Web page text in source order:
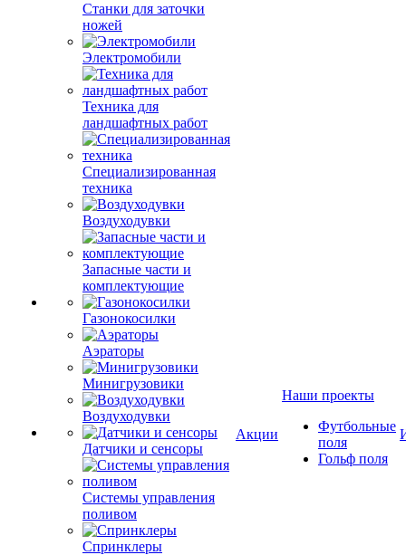
Станки для заточки
ножей
Электромобили
Техника для
ландшафтных работ
Специализированная
техника
Воздуходувки
Запасные части и
комплектующие
Газонокосилки
Аэраторы
Минигрузовики
Воздуходувки
Датчики и сенсоры
Системы управления
поливом
Спринклеры
Акции
Наши проекты
Футбольные
поля
Гольф поля